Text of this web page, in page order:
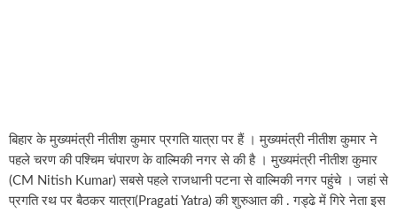
बिहार के मुख्यमंत्री नीतीश कुमार प्रगति यात्रा पर हैं । मुख्यमंत्री नीतीश कुमार ने
पहले चरण की पश्चिम चंपारण के वाल्मिकी नगर से की है । मुख्यमंत्री नीतीश कुमार
(CM Nitish Kumar) सबसे पहले राजधानी पटना से वाल्मिकी नगर पहुंचे । जहां से
प्रगति रथ पर बैठकर यात्रा(Pragati Yatra) की शुरुआत की . गड्ढे में गिरे नेता इस